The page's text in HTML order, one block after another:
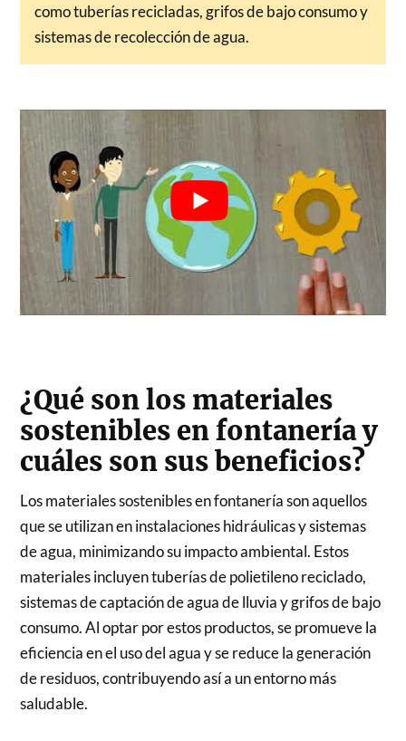
como tuberías recicladas, grifos de bajo consumo y
sistemas de recolección de agua.
¿Qué son los materiales
sostenibles en fontanería y
cuáles son sus beneficios?
Los materiales sostenibles en fontanería son aquellos
que se utilizan en instalaciones hidráulicas y sistemas
de agua, minimizando su impacto ambiental. Estos
materiales incluyen tuberías de polietileno reciclado,
sistemas de captación de agua de lluvia y grifos de bajo
consumo. Al optar por estos productos, se promueve la
eficiencia en el uso del agua y se reduce la generación
de residuos, contribuyendo así a un entorno más
saludable.